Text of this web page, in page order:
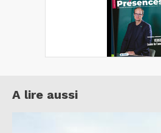
A lire aussi